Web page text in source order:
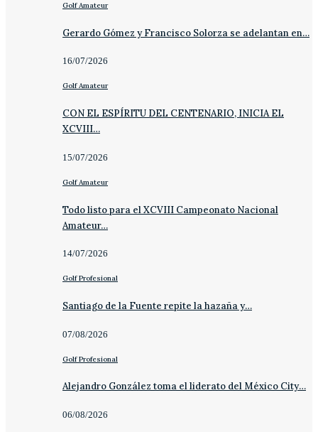
Golf Amateur
Gerardo Gómez y Francisco Solorza se adelantan en…
16/07/2026
Golf Amateur
CON EL ESPÍRITU DEL CENTENARIO, INICIA EL
XCVIII…
15/07/2026
Golf Amateur
Todo listo para el XCVIII Campeonato Nacional
Amateur…
14/07/2026
Golf Profesional
Santiago de la Fuente repite la hazaña y…
07/08/2026
Golf Profesional
Alejandro González toma el liderato del México City…
06/08/2026